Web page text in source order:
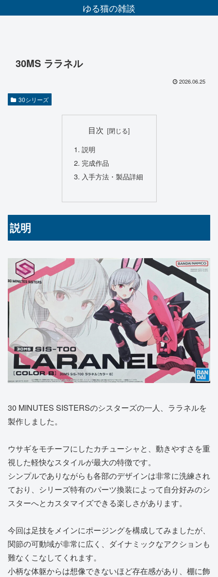
ゆる猫の雑談
30MS ララネル
2026.06.25
30シリーズ
目次
説明
完成作品
入手方法・製品詳細
説明
30 MINUTES SISTERSのシスターズの一人、ララネルを
製作しました。
ウサギをモチーフにしたカチューシャと、動きやすさを重
視した軽快なスタイルが最大の特徴です。
シンプルでありながらも各部のデザインは非常に洗練され
ており、シリーズ特有のパーツ換装によって自分好みのシ
スターへとカスタマイズできる楽しさがあります。
今回は足技をメインにポージングを構成してみましたが、
関節の可動域が非常に広く、ダイナミックなアクションも
難なくこなしてくれます。
小柄な体躯からは想像できないほど存在感があり、棚に飾